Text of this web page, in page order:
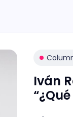
Iván